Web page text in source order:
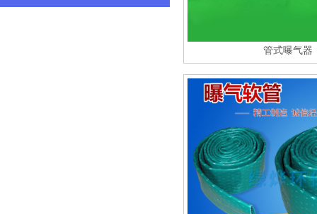
管式曝气器